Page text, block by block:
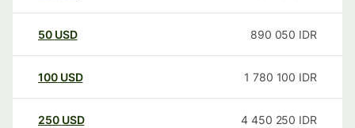
50 USD 890 050 IDR
100 USD 1 780 100 IDR
250 USD 4 450 250 IDR